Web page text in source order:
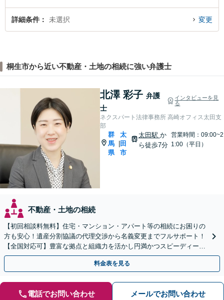
詳細条件 未選択 変更
桐生市から近い不動産・土地の相続に強い弁護士
北澤 彩子 弁護
士
インタビューを見
る
ネクスパート法律事務所 高崎オフィス太田支
部
群
馬
県
太
田
市
太田駅 か
ら徒歩7分
営業時間：09:00~2
1:00（平日）
不動産・土地の相続
【初回相談料無料】住宅・マンション・アパート等の相続にお困りの
方も安心！遺産分割協議の代理交渉から名義変更までフルサポート！
【全国対応可】豊富な拠点と組織力を活かし円満かつスピーディーに
相続手続きをお手伝いします【取扱い実績2000件以上】
料金表を見る
電話でお問い合わせ メールでお問い合わせ